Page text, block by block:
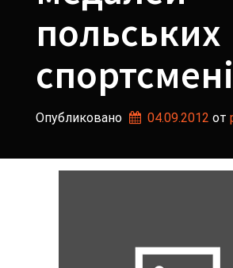
польських
Опубликовано 04.09.2012 от